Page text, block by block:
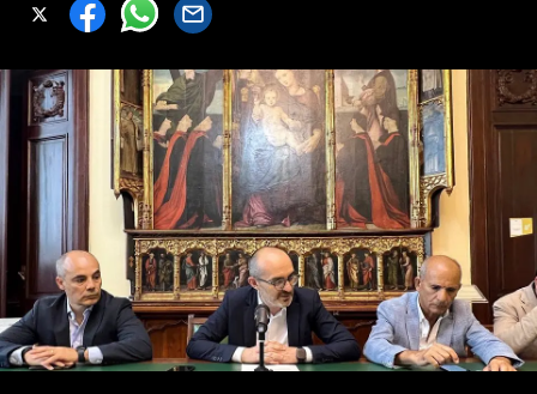
CAGLIARI
SULCIS IGLESIENTE
MEDIO CAMPIDANO
ORISTANO E PROVINCIA
SASSARI E PROVINCIA
GALLURA
NUORO E PROVINCIA
OGLIASTRA
AGENDA